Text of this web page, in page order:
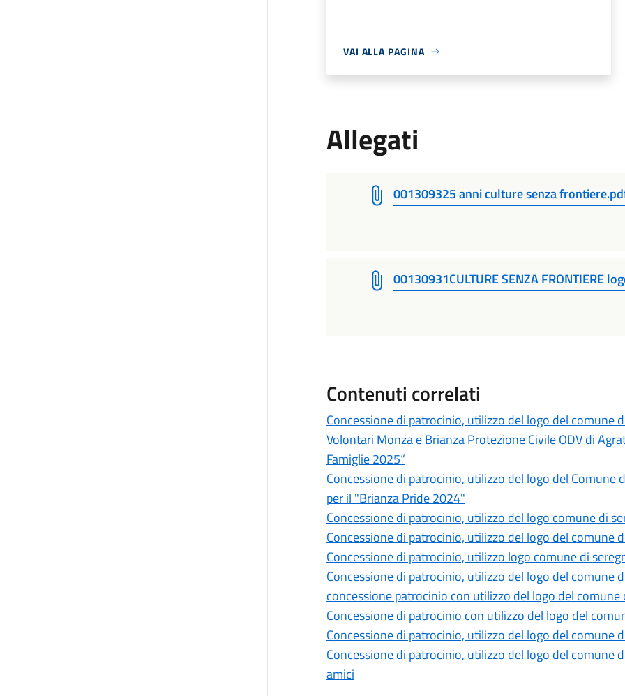
VAI ALLA PAGINA
Allegati
001309325 anni culture senza
00130931CULTURE SENZA FRONTIERE
Contenuti correlati
Concessione di patrocinio, utilizzo del logo del comune
Volontari Monza e Brianza Protezione Civile ODV di
Famiglie 2025“
Concessione di patrocinio, utilizzo del logo del Comune
per il "Brianza Pride 2024"
Concessione di patrocinio, utilizzo del logo comune di
Concessione di patrocinio, utilizzo del logo del comune
Concessione di patrocinio, utilizzo logo comune di
Concessione di patrocinio, utilizzo del logo del comune
concessione patrocinio con utilizzo del logo del
Concessione di patrocinio con utilizzo del logo del
Concessione di patrocinio, utilizzo del logo del comune
Concessione di patrocinio, utilizzo del logo del comune
amici